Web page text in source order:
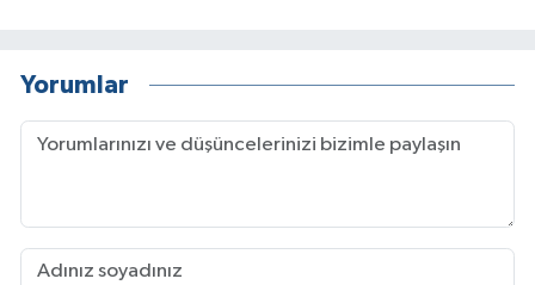
Yorumlar